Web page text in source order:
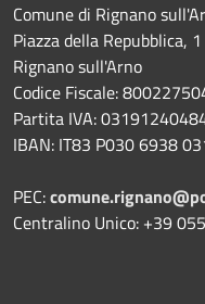
Comune di Rignano
Piazza della Repubblica,
Rignano sull'Arno
Codice Fiscale:
Partita IVA:
IBAN: IT83 P030 6938
PEC:
Centralino Unico: +39